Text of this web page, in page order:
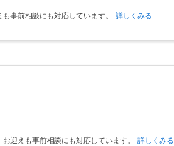
事前相談にも対応しています。 詳しくみる
迎えも事前相談にも対応しています。 詳しくみる